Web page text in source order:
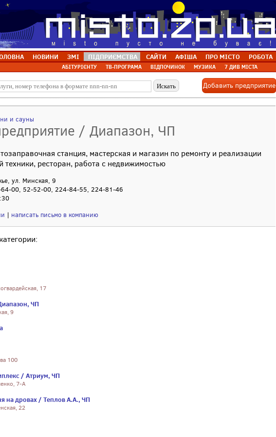
НОВИНИ ЗМІ ПІДПРИЄМСТВА САЙТИ АФІША ПРО МІСТО РОБОТА
АБІТУРІЄНТУ ТВ-ПРОГРАМА ВІДПОЧИНОК МУЗИКА 7 ДИВ МІСТА
Добавить предприятие
и сауны
/ Диапазон, ЧП
станция, мастерская и магазин по ремонту и реализации
техники, ресторан, работа с недвижимостью
ул. Минская, 9
00, 52-52-00, 224-84-55, 224-81-46
| написать письмо в компанию
17
ЧП
9
100
/ Атриум, ЧП
7-А
на дровах / Теплов А.А., ЧП
22